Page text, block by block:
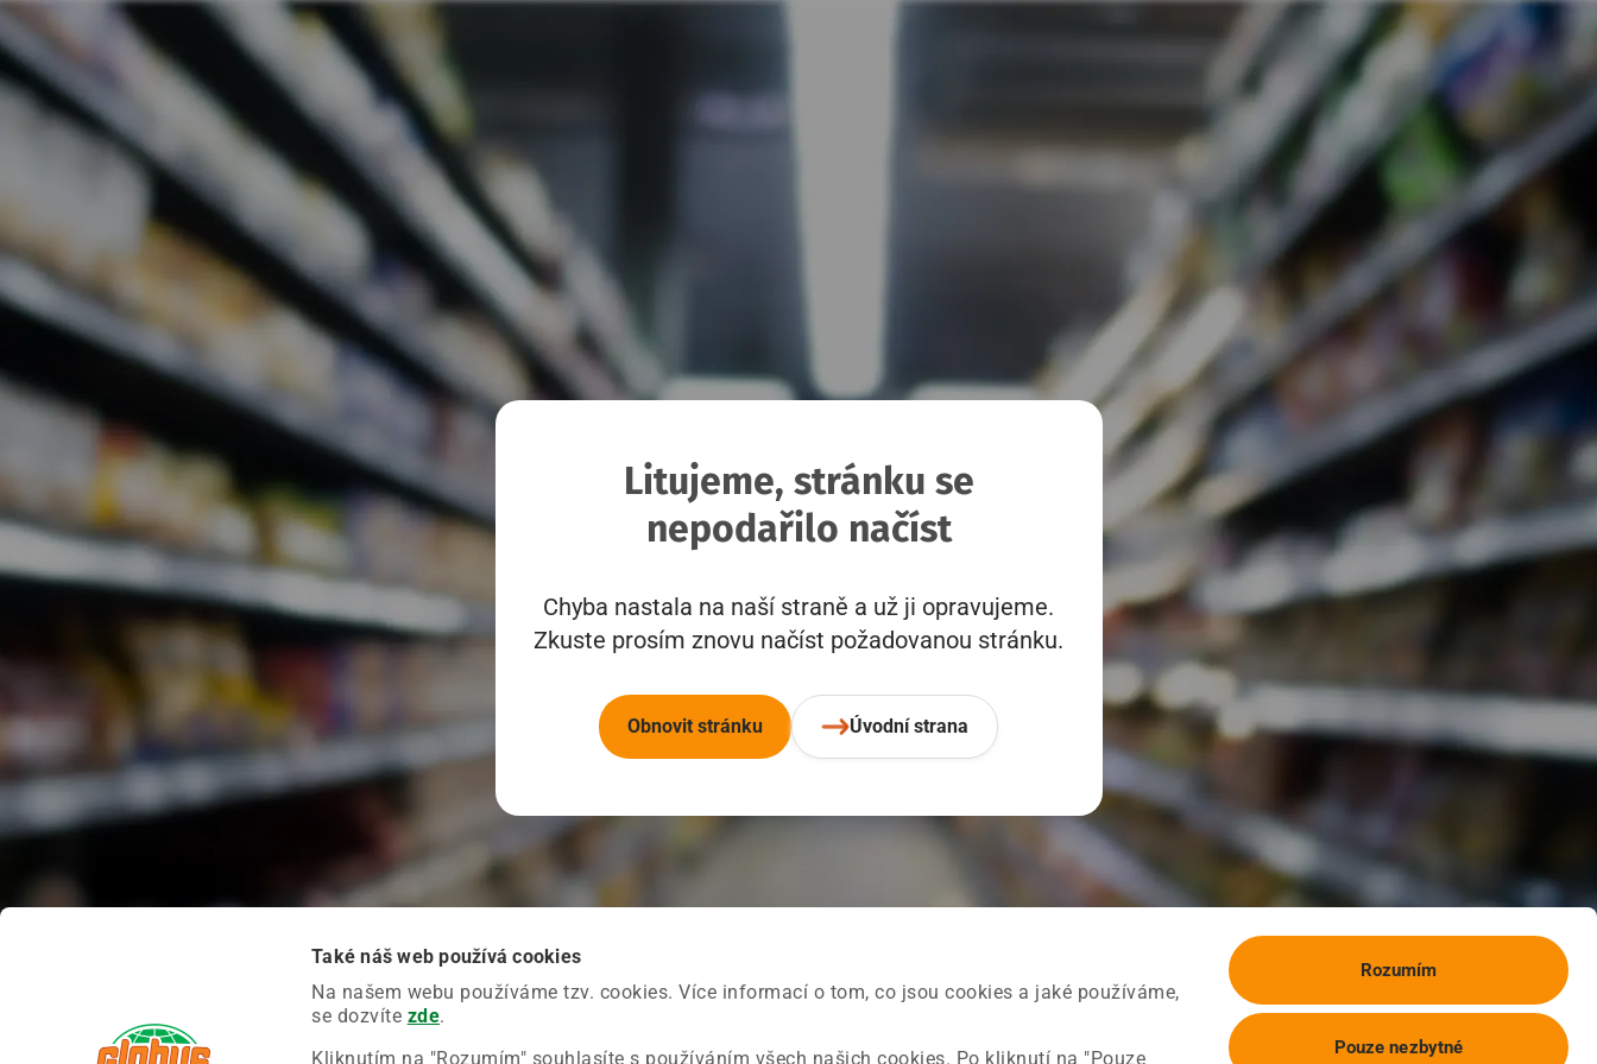
Také náš web používá cookies
Na našem webu používáme tzv. cookies. Více informací o tom, co jsou cookies a jaké používáme,
se dozvíte zde.
Kliknutím na "Rozumím" souhlasíte s používáním všech našich cookies. Po kliknutí na "Pouze
Rozumím
Pouze nezbytné
Litujeme, stránku se
nepodařilo načíst
Chyba nastala na naší straně a už ji opravujeme.
Zkuste prosím znovu načíst požadovanou stránku.
Obnovit stránku Úvodní strana